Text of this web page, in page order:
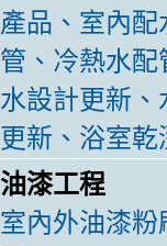
產品、室內
管、冷熱水
水設計更新
更新、浴室
油漆工程
室內外油漆